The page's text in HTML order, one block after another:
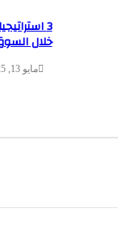
3
خلال
مايو 13, 2025